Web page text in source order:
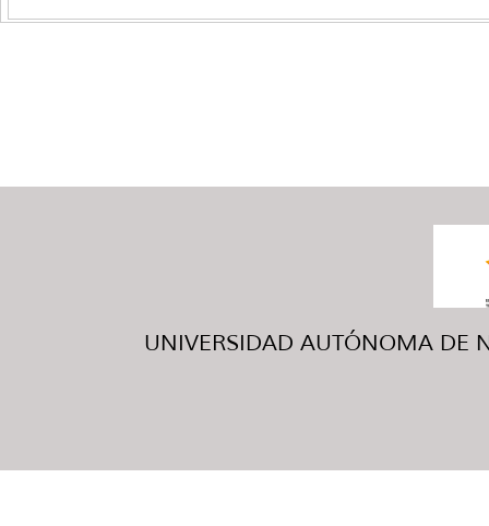
UNIVERSIDAD AUTÓNOMA DE